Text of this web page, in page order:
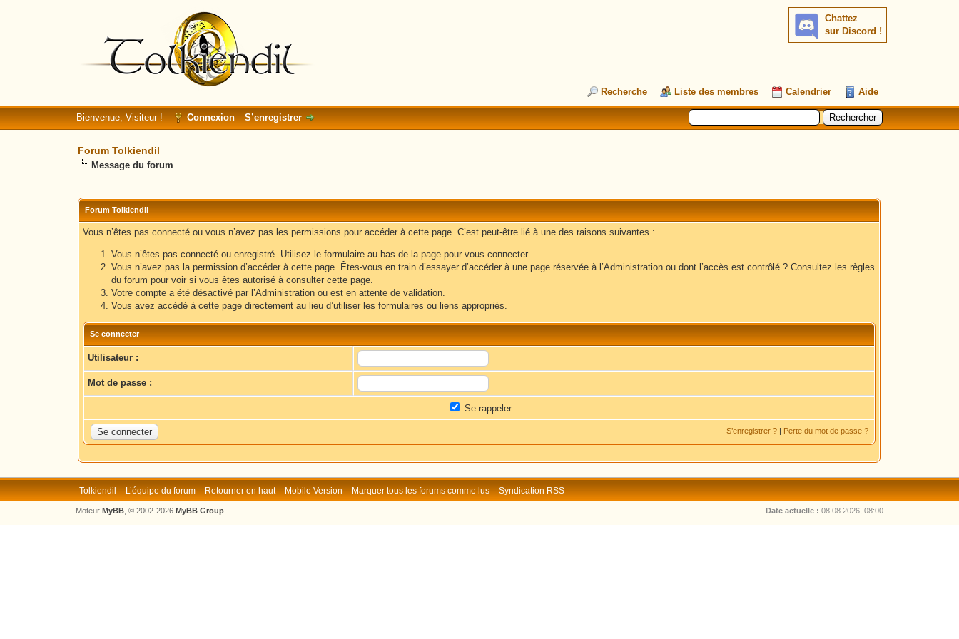
Chattez
sur Discord !
Recherche Liste des membres Calendrier Aide
Bienvenue, Visiteur ! Connexion S’enregistrer
Forum Tolkiendil
Message du forum
Forum Tolkiendil
Vous n’êtes pas connecté ou vous n’avez pas les permissions pour accéder à cette page. C’est peut-être lié à une des raisons suivantes :
Vous n’êtes pas connecté ou enregistré. Utilisez le formulaire au bas de la page pour vous connecter.
Vous n’avez pas la permission d’accéder à cette page. Êtes-vous en train d’essayer d’accéder à une page réservée à l’Administration ou dont l’accès est contrôlé ? Consultez les règles
du forum pour voir si vous êtes autorisé à consulter cette page.
Votre compte a été désactivé par l’Administration ou est en attente de validation.
Vous avez accédé à cette page directement au lieu d’utiliser les formulaires ou liens appropriés.
Se connecter
Utilisateur :
Mot de passe :
Se rappeler
S’enregistrer ? | Perte du mot de passe ?
Tolkiendil L’équipe du forum Retourner en haut Mobile Version Marquer tous les forums comme lus Syndication RSS
Date actuelle : 08.08.2026, 08:00
Moteur MyBB, © 2002-2026 MyBB Group.